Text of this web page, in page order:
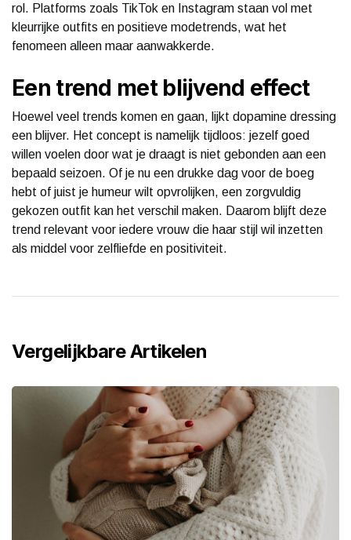
rol. Platforms zoals TikTok en Instagram staan vol met
kleurrijke outfits en positieve modetrends, wat het
fenomeen alleen maar aanwakkerde.
Een trend met blijvend effect
Hoewel veel trends komen en gaan, lijkt dopamine dressing
een blijver. Het concept is namelijk tijdloos: jezelf goed
willen voelen door wat je draagt is niet gebonden aan een
bepaald seizoen. Of je nu een drukke dag voor de boeg
hebt of juist je humeur wilt opvrolijken, een zorgvuldig
gekozen outfit kan het verschil maken. Daarom blijft deze
trend relevant voor iedere vrouw die haar stijl wil inzetten
als middel voor zelfliefde en positiviteit.
Vergelijkbare Artikelen